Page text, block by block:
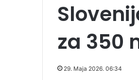
za 350
29. Maja 2026. 06:34